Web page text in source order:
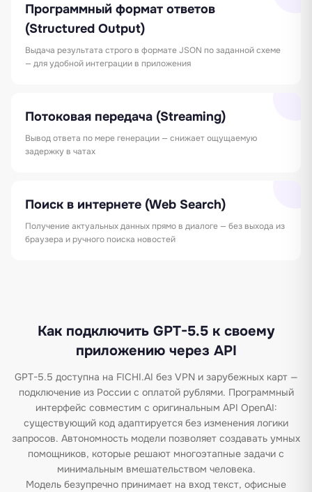
Программный формат ответов
(Structured Output)
Выдача результата строго в формате JSON по заданной схеме
— для удобной интеграции в приложения
Потоковая передача (Streaming)
Вывод ответа по мере генерации — снижает ощущаемую
задержку в чатах
Поиск в интернете (Web Search)
Получение актуальных данных прямо в диалоге — без выхода из
браузера и ручного поиска новостей
Как подключить GPT-5.5 к своему
приложению через API
GPT-5.5 доступна на FICHI.AI без VPN и зарубежных карт —
подключение из России с оплатой рублями. Программный
интерфейс совместим с оригинальным API OpenAI:
существующий код адаптируется без изменения логики
запросов. Автономность модели позволяет создавать умных
помощников, которые решают многоэтапные задачи с
минимальным вмешательством человека.
Модель безупречно принимает на вход текст, офисные